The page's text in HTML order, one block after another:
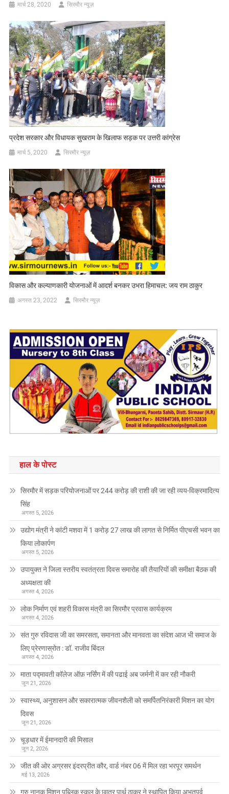
मार्च 28, 2020 सिरमौर न्यूज़
प्रदेश सरकार और विधायक सुखराम के खिलाफ सड़क पर उत्तरी कांग्रेस
मार्च 5, 2020 सिरमौर न्यूज़
विकास और कल्याणकारी योजनाओं में आदर्श बनकर उभरा हिमाचल: जय राम ठाकुर
अगस्त 23, 2022 सिरमौर न्यूज़
हाल के पोस्ट
सिरमौर में सड़क परियोजनाओं पर 244 करोड़ की राशी की जा रही व्यय-विक्रमादित्य
सिंह
अगस्त 5, 2026
उद्योग मंत्री ने कांटी मशवा में 1 करोड़ 27 लाख की लागत से निर्मित पीएचसी भवन का
किया लोकार्पण
अगस्त 5, 2026
उपायुक्त ने जिला स्तरीय स्वतंत्रता दिवस समारोह की तैयारियों की समीक्षा बैठक की
अध्यक्षता की
अगस्त 4, 2026
लोक निर्माण एवं शहरी विकास मंत्री का सिरमौर प्रवास कार्यक्रम
अगस्त 4, 2026
संत गुरु रविदास जी का समरसता, समानता और मानवता का संदेश आज भी समाज के
लिए प्रेरणास्रोत : डॉ. राजीव बिंदल
अगस्त 4, 2026
माता पद्मावती कॉलेज ऑफ़ नर्सिंग में की पढाई अब जर्मनी में कर रही नौकरी
जून 21, 2026
स्वास्थ्य, अनुशासन और सकारात्मक जीवनशैली को समर्पितनिरंकारी मिशन का योग
दिवस
जून 21, 2026
चूड़धार में ईमानदारी की मिसाल
जून 2, 2026
जीत की ओर अग्रसर इंदरप्रीत कौर, वार्ड नंबर 06 में मिल रहा भरपूर समर्थन
मई 13, 2026
गुरु नानक मिशन पब्लिक स्कूल के छात्र पार्थ ठाकुर ने स्थापित किया अभूतपूर्व